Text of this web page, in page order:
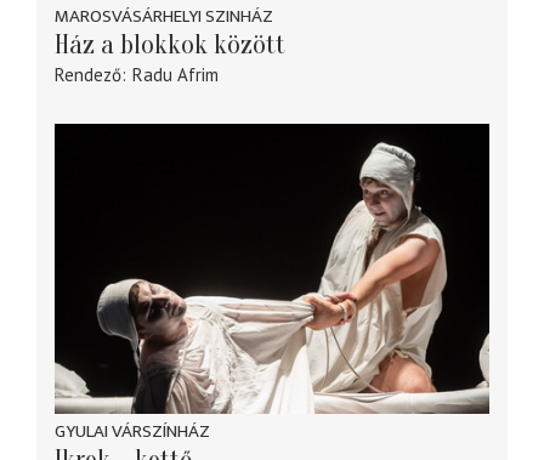
MAROSVÁSÁRHELYI SZINHÁZ
Ház a blokkok között
Rendező Radu Afrim
GYULAI VÁRSZÍNHÁZ